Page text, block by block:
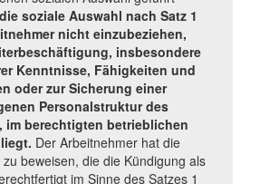
soziale Auswahl nach Satz 1
nicht einzubeziehen,
insbesondere
Kenntnisse, Fähigkeiten und
oder zur Sicherung einer
Personalstruktur des
im berechtigten betrieblichen
Der Arbeitnehmer hat die
beweisen, die die Kündigung als
im Sinne des Satzes 1